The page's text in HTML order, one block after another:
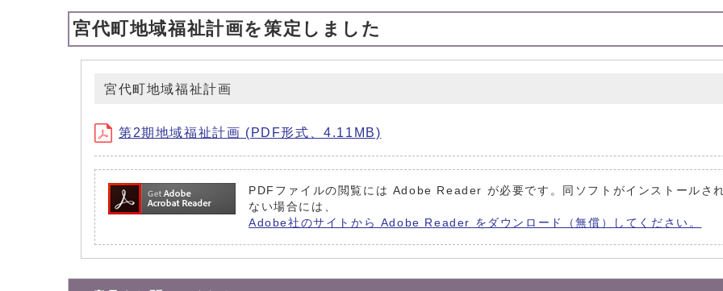
宮代町地域福祉計画を策定しました
宮代町地域福祉計画
第2期地域福祉計画 (PDF形式、4.11MB)
PDFファイルの閲覧には Adobe Reader が必要です。同ソフトがインストールさ
ない場合には、
Adobe社のサイトから Adobe Reader をダウンロード（無償）してください。